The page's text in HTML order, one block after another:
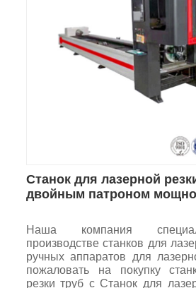
Станок для лазерной
двойным патроном
Наша компания
производстве станков для
ручных аппаратов для
пожаловать на покупку
резки труб с Станок для